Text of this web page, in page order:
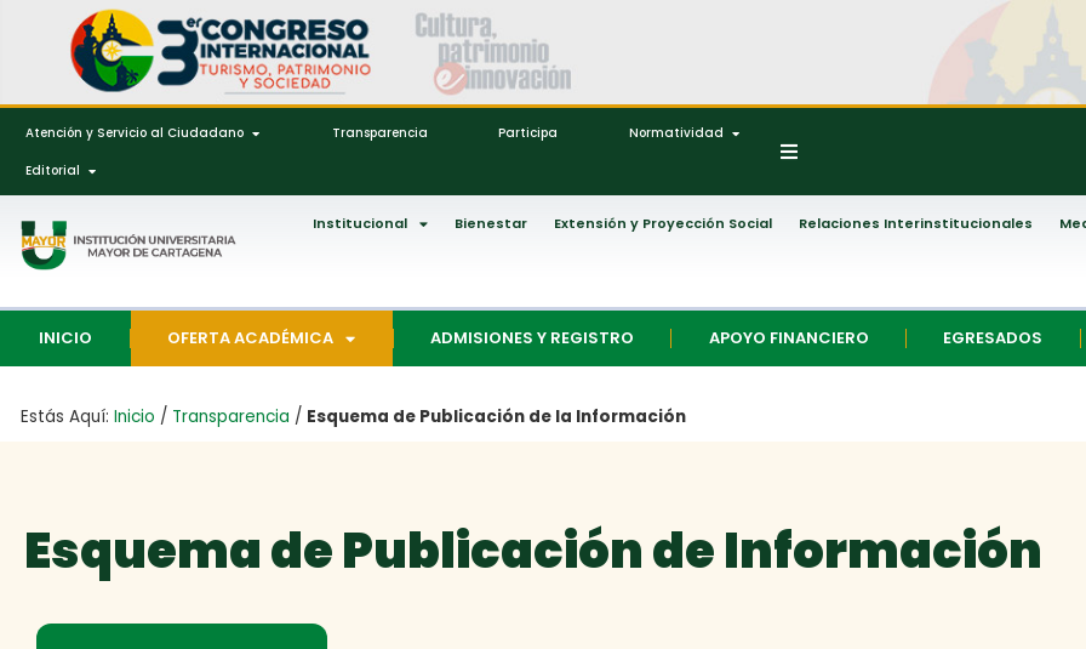
Atención y Servicio al Ciudadano Transparencia Participa Normatividad
Editorial
Institucional Bienestar Extensión y Proyección Social Relaciones Interinstitucionales
INICIO OFERTA ACADÉMICA ADMISIONES Y REGISTRO APOYO FINANCIERO EGRESADOS
Estás Aquí: Inicio / Transparencia / Esquema de Publicación de la Información
Esquema de Publicación de Información